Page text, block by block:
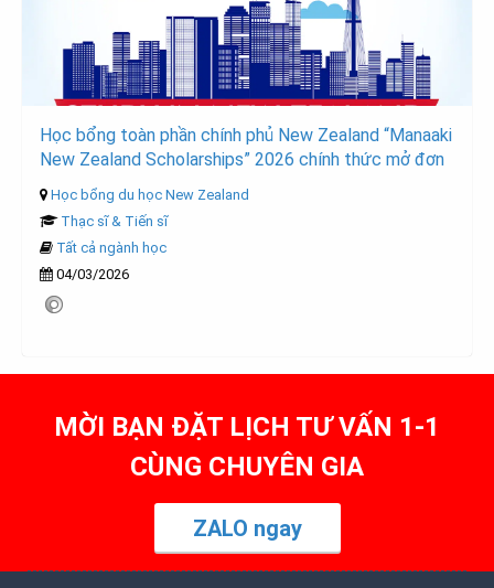
Học bổng toàn phần chính phủ New Zealand “Manaaki
New Zealand Scholarships” 2026 chính thức mở đơn
Học bổng du học New Zealand
Thạc sĩ & Tiến sĩ
Tất cả ngành học
04/03/2026
MỜI BẠN ĐẶT LỊCH TƯ VẤN 1-1
CÙNG CHUYÊN GIA
ZALO ngay